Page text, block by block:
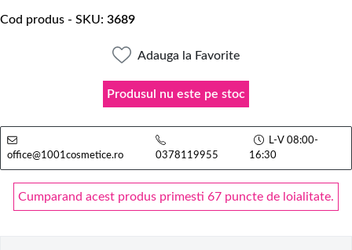
Cod produs - SKU 3689
Adauga la Favorite
Produsul nu este pe stoc
office@1001cosmetice.ro 0378119955
L-V 08:00-
16:30
Cumparand acest produs primesti 67 puncte de loialitate.